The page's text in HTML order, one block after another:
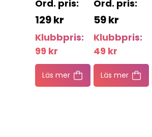
129kr
Klubbpris:
99 kr
Läs mer
59kr
Klubbpris:
49 kr
Läs mer